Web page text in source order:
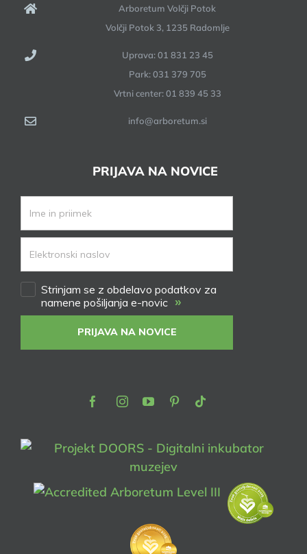
Arboretum Volčji Potok
Volčji Potok 3, 1235 Radomlje
Uprava: 01 831 23 45
Park: 031 379 705
Vrtni center: 01 839 45 33
info@arboretum.si
PRIJAVA NA NOVICE
Strinjam se z obdelavo podatkov za
namene pošiljanja e-novic »
PRIJAVA NA NOVICE
FacebookInstagram
YoutubePinterest